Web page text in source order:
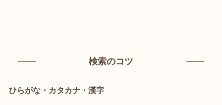
検索のコツ
ひらがな・カタカナ・漢字